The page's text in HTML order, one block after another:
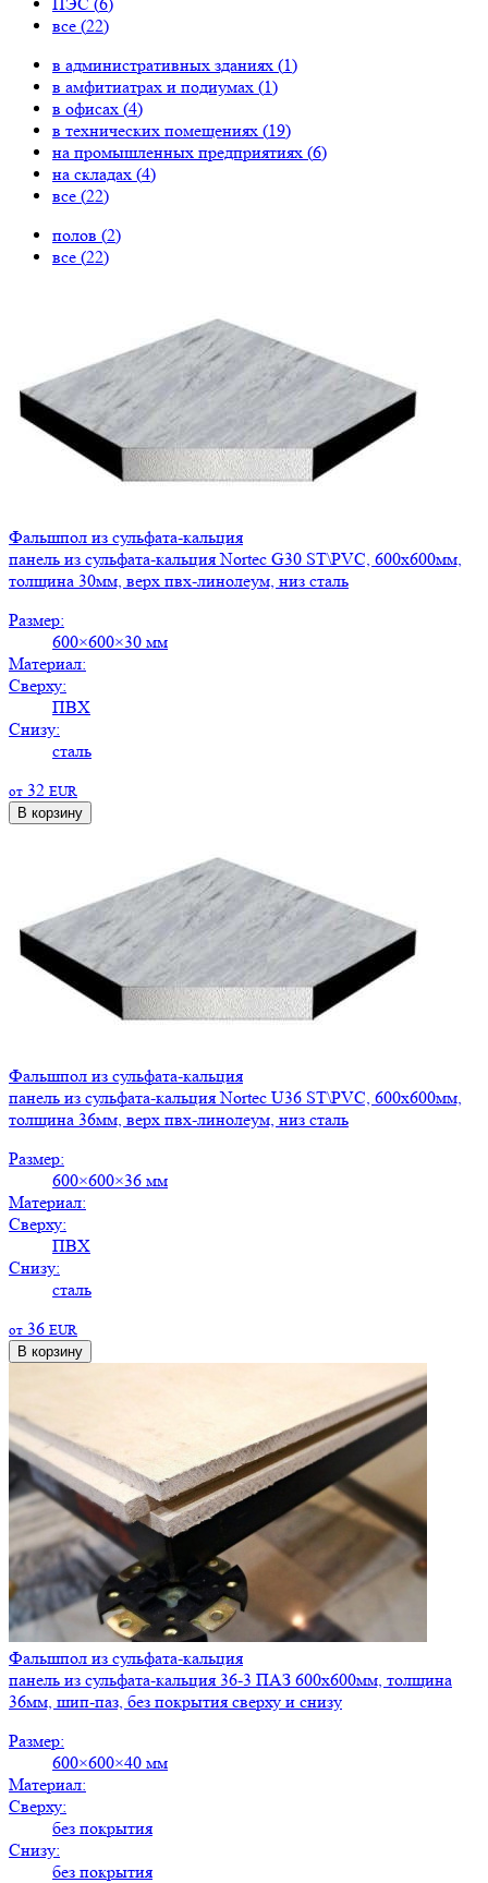
все (22)
в административных зданиях (1)
в амфитиатрах и подиумах (1)
в офисах (4)
в технических помещениях (19)
на промышленных предприятиях (6)
на складах (4)
все (22)
полов (2)
все (22)
Фальшпол из сульфата-кальция
панель из сульфата-кальция Nortec G30 ST\PVC, 600х600мм,
толщина 30мм, верх пвх-линолеум, низ сталь
Размер:
600×600×30 мм
Материал:
Сверху:
ПВХ
Снизу:
сталь
от 32 EUR
В корзину
Фальшпол из сульфата-кальция
панель из сульфата-кальция Nortec U36 ST\PVC, 600х600мм,
толщина 36мм, верх пвх-линолеум, низ сталь
Размер:
600×600×36 мм
Материал:
Сверху:
ПВХ
Снизу:
сталь
от 36 EUR
В корзину
Фальшпол из сульфата-кальция
панель из сульфата-кальция 36-3 ПАЗ 600х600мм, толщина
36мм, шип-паз, без покрытия сверху и снизу
Размер:
600×600×40 мм
Материал:
Сверху:
без покрытия
Снизу:
без покрытия